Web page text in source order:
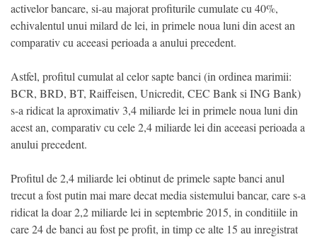
activelor bancare, si-au majorat profiturile cumulate cu 40%,
echivalentul unui milard de lei, in primele noua luni din acest an
comparativ cu aceeasi perioada a anului precedent.
Astfel, profitul cumulat al celor sapte banci (in ordinea marimii:
BCR, BRD, BT, Raiffeisen, Unicredit, CEC Bank si ING Bank)
s-a ridicat la aproximativ 3,4 miliarde lei in primele noua luni din
acest an, comparativ cu cele 2,4 miliarde lei din aceeasi perioada a
anului precedent.
Profitul de 2,4 miliarde lei obtinut de primele sapte banci anul
trecut a fost putin mai mare decat media sistemului bancar, care s-a
ridicat la doar 2,2 miliarde lei in septembrie 2015, in conditiile in
care 24 de banci au fost pe profit, in timp ce alte 15 au inregistrat